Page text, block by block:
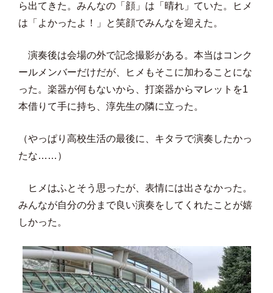
ら出てきた。みんなの「顔」は「晴れ」ていた。ヒメ
は「よかったよ！」と笑顔でみんなを迎えた。
演奏後は会場の外で記念撮影がある。本当はコンク
ールメンバーだけだが、ヒメもそこに加わることにな
った。楽器が何もないから、打楽器からマレットを1
本借りて手に持ち、淳先生の隣に立った。
（やっぱり高校生活の最後に、キタラで演奏したかっ
たな……）
ヒメはふとそう思ったが、表情には出さなかった。
みんなが自分の分まで良い演奏をしてくれたことが嬉
しかった。